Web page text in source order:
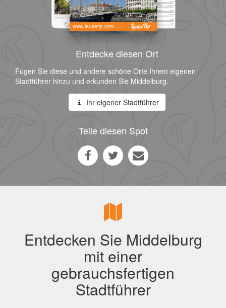
www.leuketip.com
Entdecke diesen Ort
Fügen Sie diese und andere schöne Orte Ihrem eigenen
Stadtführer hinzu und erkunden Sie Middelburg.
Ihr eigener Stadtführer
Teile diesen Spot
Entdecken Sie Middelburg
mit einer
gebrauchsfertigen
Stadtführer